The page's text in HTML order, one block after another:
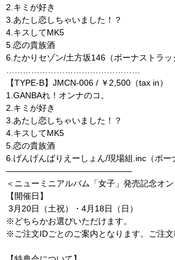
2.キミが好き
3.あたし恋しちゃいました！？
4.キスしてMK5
5.恋の貴族酒
6.たかりセゾン/土方坂146（ボーナストラッ
【TYPE-B】JMCN-006 / ￥2,500（tax in）
1.GANBAれ！オンナのコ。
2.キミが好き
3.あたし恋しちゃいました！？
4.キスしてMK5
5.恋の貴族酒
6.げんげんばりえーしょん/現場組.inc（ボー
———————————————
＜ニューミニアルバム「女子」発売記念オ
【開催日】
3月20日（土祝）・4月18日（日）
※どちらかお選びいただけます。
※ご注文IDごとのご案内となります。ご注